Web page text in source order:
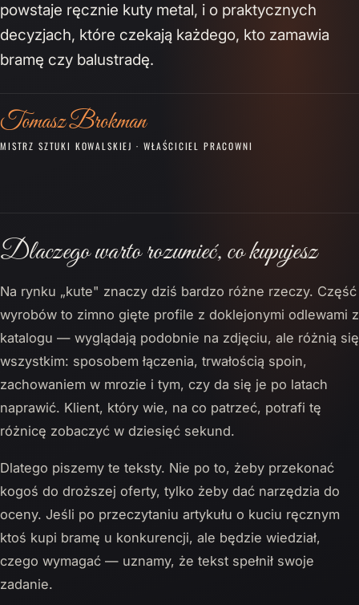
powstaje ręcznie kuty metal, i o praktycznych
decyzjach, które czekają każdego, kto zamawia
bramę czy balustradę.
Tomasz Brokman
MISTRZ SZTUKI KOWALSKIEJ · WŁAŚCICIEL PRACOWNI
Dlaczego warto rozumieć, co kupujesz
Na rynku „kute" znaczy dziś bardzo różne rzeczy. Część
wyrobów to zimno gięte profile z doklejonymi odlewami z
katalogu — wyglądają podobnie na zdjęciu, ale różnią się
wszystkim: sposobem łączenia, trwałością spoin,
zachowaniem w mrozie i tym, czy da się je po latach
naprawić. Klient, który wie, na co patrzeć, potrafi tę
różnicę zobaczyć w dziesięć sekund.
Dlatego piszemy te teksty. Nie po to, żeby przekonać
kogoś do droższej oferty, tylko żeby dać narzędzia do
oceny. Jeśli po przeczytaniu artykułu o kuciu ręcznym
ktoś kupi bramę u konkurencji, ale będzie wiedział,
czego wymagać — uznamy, że tekst spełnił swoje
zadanie.